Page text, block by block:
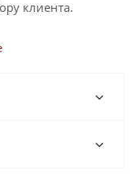
клиента.